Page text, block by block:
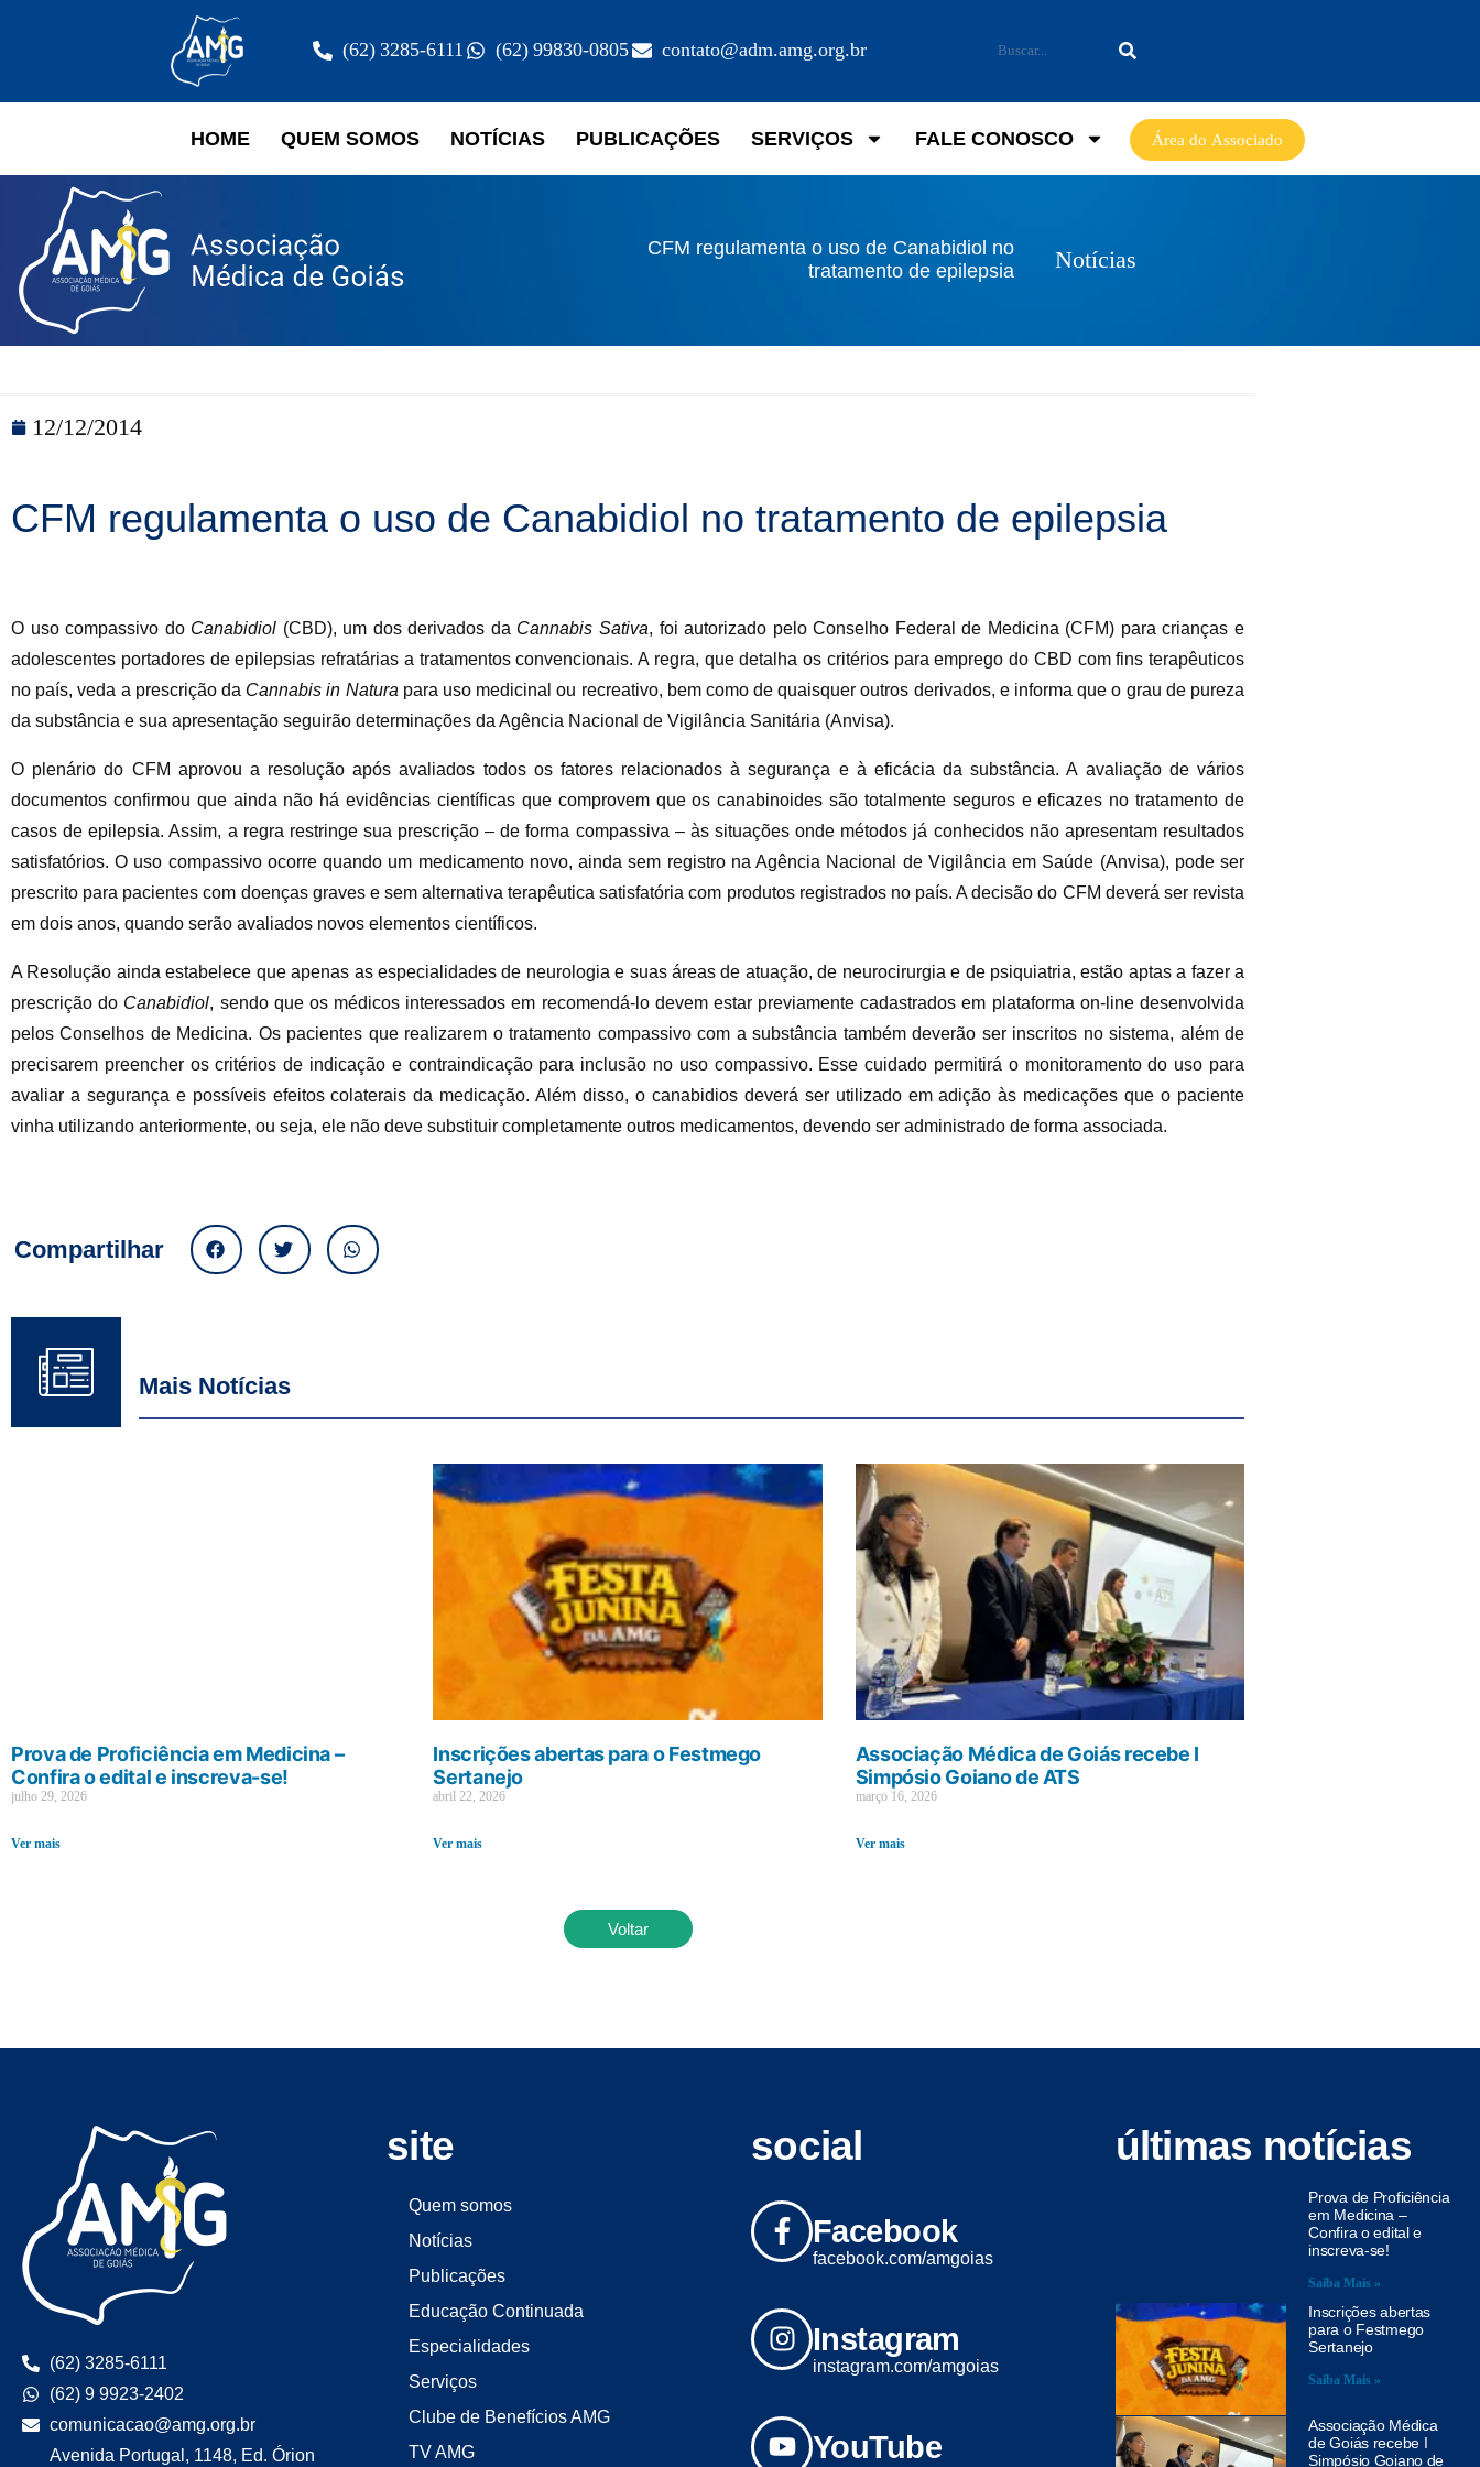
(62) 3285-6111 (62) 99830-0805 contato@adm.amg.org.br
HOME QUEM SOMOS NOTÍCIAS PUBLICAÇÕES SERVIÇOS FALE CONOSCO Área do Associado
CFM regulamenta o uso de Canabidiol no
tratamento de epilepsia
Notícias
12/12/2014
CFM regulamenta o uso de Canabidiol no tratamento de epilepsia
O uso compassivo do Canabidiol (CBD), um dos derivados da Cannabis Sativa, foi autorizado pelo Conselho Federal de Medicina (CFM) para crianças e
adolescentes portadores de epilepsias refratárias a tratamentos convencionais. A regra, que detalha os critérios para emprego do CBD com fins terapêuticos
no país, veda a prescrição da Cannabis in Natura para uso medicinal ou recreativo, bem como de quaisquer outros derivados, e informa que o grau de pureza
da substância e sua apresentação seguirão determinações da Agência Nacional de Vigilância Sanitária (Anvisa).
O plenário do CFM aprovou a resolução após avaliados todos os fatores relacionados à segurança e à eficácia da substância. A avaliação de vários
documentos confirmou que ainda não há evidências científicas que comprovem que os canabinoides são totalmente seguros e eficazes no tratamento de
casos de epilepsia. Assim, a regra restringe sua prescrição – de forma compassiva – às situações onde métodos já conhecidos não apresentam resultados
satisfatórios. O uso compassivo ocorre quando um medicamento novo, ainda sem registro na Agência Nacional de Vigilância em Saúde (Anvisa), pode ser
prescrito para pacientes com doenças graves e sem alternativa terapêutica satisfatória com produtos registrados no país. A decisão do CFM deverá ser revista
em dois anos, quando serão avaliados novos elementos científicos.
A Resolução ainda estabelece que apenas as especialidades de neurologia e suas áreas de atuação, de neurocirurgia e de psiquiatria, estão aptas a fazer a
prescrição do Canabidiol, sendo que os médicos interessados em recomendá-lo devem estar previamente cadastrados em plataforma on-line desenvolvida
pelos Conselhos de Medicina. Os pacientes que realizarem o tratamento compassivo com a substância também deverão ser inscritos no sistema, além de
precisarem preencher os critérios de indicação e contraindicação para inclusão no uso compassivo. Esse cuidado permitirá o monitoramento do uso para
avaliar a segurança e possíveis efeitos colaterais da medicação. Além disso, o canabidios deverá ser utilizado em adição às medicações que o paciente
vinha utilizando anteriormente, ou seja, ele não deve substituir completamente outros medicamentos, devendo ser administrado de forma associada.
Compartilhar
Mais Notícias
Prova de Proficiência em Medicina –
Confira o edital e inscreva-se!
julho 29, 2026
Ver mais
Inscrições abertas para o Festmego
Sertanejo
abril 22, 2026
Ver mais
Associação Médica de Goiás recebe I
Simpósio Goiano de ATS
março 16, 2026
Ver mais
Voltar
(62) 3285-6111
(62) 9 9923-2402
comunicacao@amg.org.br
Avenida Portugal, 1148, Ed. Órion
site
Quem somos
Notícias
Publicações
Educação Continuada
Especialidades
Serviços
Clube de Benefícios AMG
TV AMG
social
Facebook
facebook.com/amgoias
Instagram
instagram.com/amgoias
YouTube
últimas notícias
Prova de Proficiência
em Medicina –
Confira o edital e
inscreva-se!
Saiba Mais »
Inscrições abertas
para o Festmego
Sertanejo
Saiba Mais »
Associação Médica
de Goiás recebe I
Simpósio Goiano de